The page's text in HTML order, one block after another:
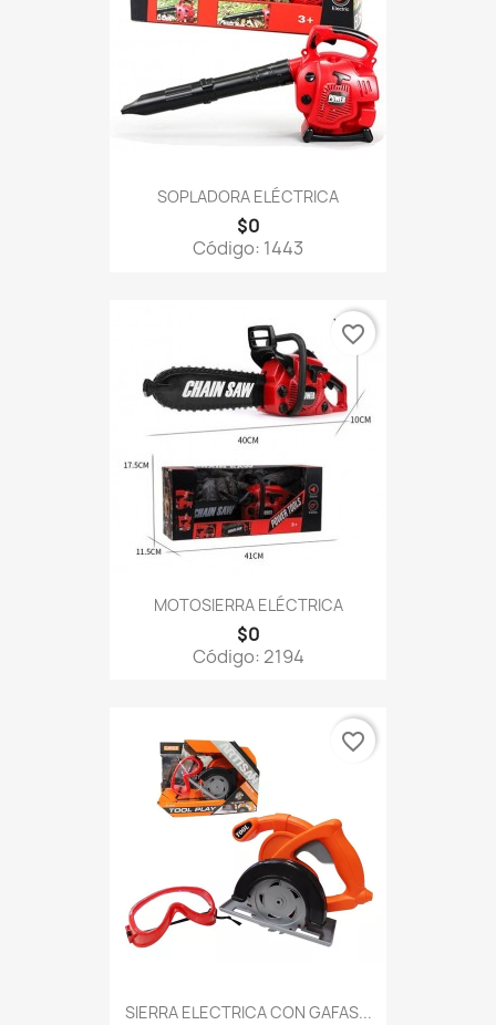
SOPLADORA ELÉCTRICA
$0
Código: 1443
MOTOSIERRA ELÉCTRICA
$0
Código: 2194
favorite_border
SIERRA ELECTRICA CON GAFAS...
favorite_border